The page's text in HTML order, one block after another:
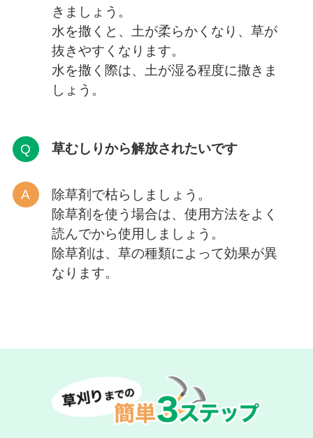
きましょう。
水を撒くと、土が柔らかくなり、草が
抜きやすくなります。
水を撒く際は、土が湿る程度に撒きま
しょう。
草むしりから解放されたいです
除草剤で枯らしましょう。
除草剤を使う場合は、使用方法をよく
読んでから使用しましょう。
除草剤は、草の種類によって効果が異
なります。